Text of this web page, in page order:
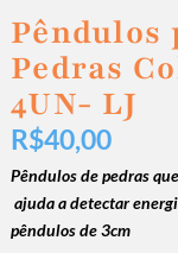
Pêndulos
Pedras
4UN- LJ
R$40,00
Pêndulos de pedras
ajuda a detectar
pêndulos de 3cm